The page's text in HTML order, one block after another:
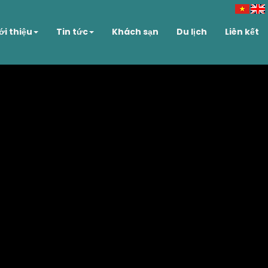
thiệu Tin tức Khách sạn Du lịch Liên kết